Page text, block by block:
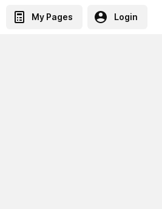
My Pages Login